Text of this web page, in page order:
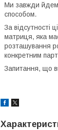
Ми завжди
способом.
За відсутності
матриця, яка
розташування
конкретним
Запитання, що